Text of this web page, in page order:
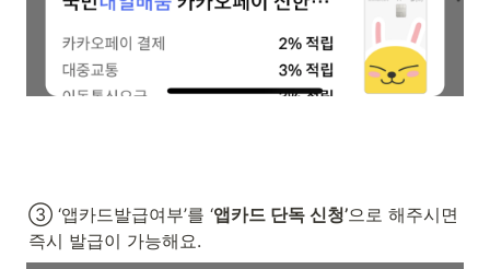
③ ‘앱카드발급여부’를 ‘앱카드 단독 신청’으로 해주시면
즉시 발급이 가능해요.